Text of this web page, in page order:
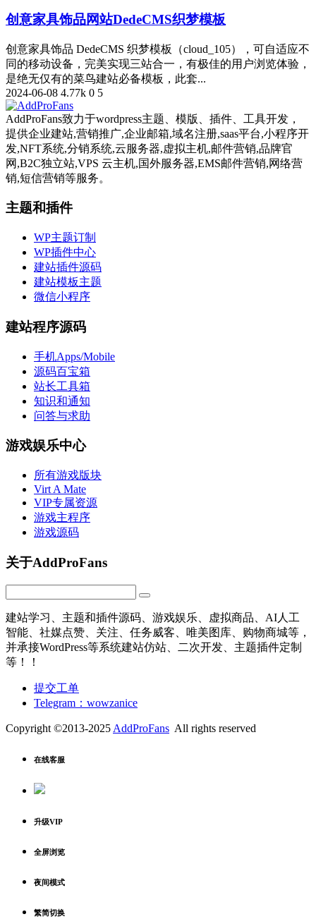
创意家具饰品网站DedeCMS织梦模板
创意家具饰品 DedeCMS 织梦模板（cloud_105），可自适应不
同的移动设备，完美实现三站合一，有极佳的用户浏览体验，
是绝无仅有的菜鸟建站必备模板，此套...
2024-06-08 4.77k 0 5
AddProFans致力于wordpress主题、模版、插件、工具开发，
提供企业建站,营销推广,企业邮箱,域名注册,saas平台,小程序开
发,NFT系统,分销系统,云服务器,虚拟主机,邮件营销,品牌官
网,B2C独立站,VPS 云主机,国外服务器,EMS邮件营销,网络营
销,短信营销等服务。
主题和插件
WP主题订制
WP插件中心
建站插件源码
建站模板主题
微信小程序
建站程序源码
手机Apps/Mobile
源码百宝箱
站长工具箱
知识和通知
问答与求助
游戏娱乐中心
所有游戏版块
Virt A Mate
VIP专属资源
游戏主程序
游戏源码
关于AddProFans
建站学习、主题和插件源码、游戏娱乐、虚拟商品、AI人工
智能、社媒点赞、关注、任务威客、唯美图库、购物商城等，
并承接WordPress等系统建站仿站、二次开发、主题插件定制
等！！
提交工单
Telegram：wowzanice
Copyright ©2013-2025AddProFans All rights reserved
在线客服
升级VIP
全屏浏览
夜间模式
繁简切换